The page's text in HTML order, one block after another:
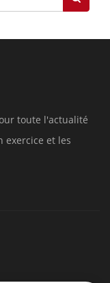
toute l'actualité
exercice et les